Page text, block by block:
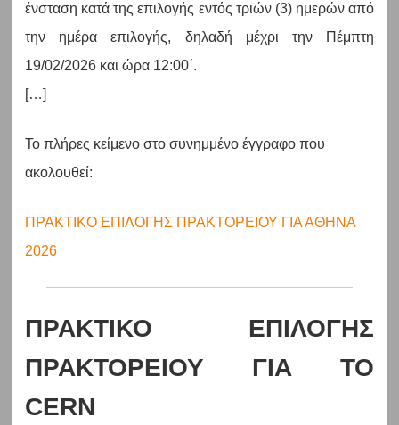
ένσταση κατά της επιλογής εντός τριών (3) ημερών από
την ημέρα επιλογής, δηλαδή μέχρι την Πέμπτη
19/02/2026 και ώρα 12:00΄.
[…]
Το πλήρες κείμενο στο συνημμένο έγγραφο που
ακολουθεί:
ΠΡΑΚΤΙΚΟ ΕΠΙΛΟΓΗΣ ΠΡΑΚΤΟΡΕΙΟΥ ΓΙΑ ΑΘΗΝΑ
2026
ΠΡΑΚΤΙΚΟ ΕΠΙΛΟΓΗΣ
ΠΡΑΚΤΟΡΕΙΟΥ ΓΙΑ ΤΟ
CERN